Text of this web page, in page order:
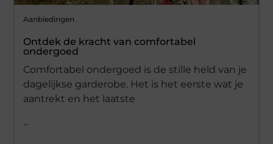
Aanbiedingen
Ontdek de kracht van comfortabel
ondergoed
Comfortabel ondergoed is de stille held van je
dagelijkse garderobe. Het is het eerste wat je
aantrekt en het laatste
...